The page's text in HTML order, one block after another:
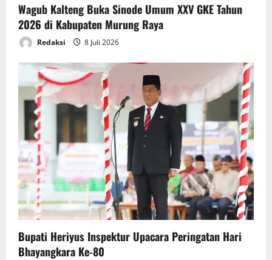
Wagub Kalteng Buka Sinode Umum XXV GKE Tahun
2026 di Kabupaten Murung Raya
Redaksi 8 Juli 2026
Bupati Heriyus Inspektur Upacara Peringatan Hari
Bhayangkara Ke-80